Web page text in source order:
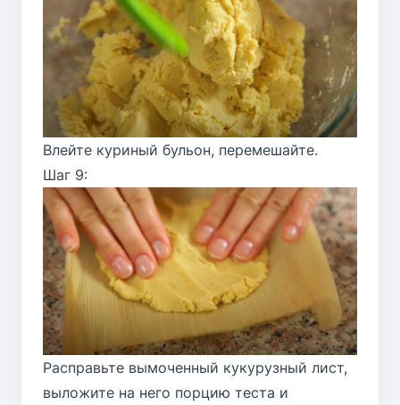
Влейте куриный бульон, перемешайте.
Шаг 9:
Расправьте вымоченный кукурузный лист,
выложите на него порцию теста и